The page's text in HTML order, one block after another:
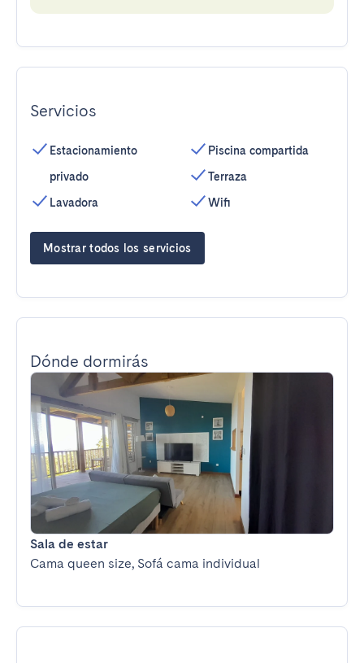
Servicios
Estacionamiento
privado
Lavadora
Piscina compartida
Terraza
Wifi
Mostrar todos los servicios
Dónde dormirás
Sala de estar
Cama queen size, Sofá cama individual